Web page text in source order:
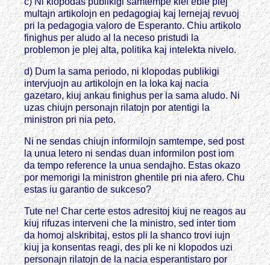
multajn artikolojn en pedagogiaj kaj lernejaj revuoj
pri la pedagogia valoro de Esperanto. Chiu artikolo
finighus per aludo al la neceso pristudi la
problemon je plej alta, politika kaj intelekta nivelo.
d) Dum la sama periodo, ni klopodas publikigi
intervjuojn au artikolojn en la loka kaj nacia
gazetaro, kiuj ankau finighus per la sama aludo. Ni
uzas chiujn personajn rilatojn por atentigi la
ministron pri nia peto.
Ni ne sendas chiujn informilojn samtempe, sed post
la unua letero ni sendas duan informilon post iom
da tempo reference la unua sendajho. Estas okazo
por memorigi la ministron ghentile pri nia afero. Chu
estas iu garantio de sukceso?
Tute ne! Char certe estos adresitoj kiuj ne reagos au
kiuj rifuzas interveni che la ministro, sed inter tiom
da homoj alskribitaj, estos pli la shanco trovi iujn
kiuj ja konsentas reagi, des pli ke ni klopodos uzi
personajn rilatojn de la nacia esperantistaro por